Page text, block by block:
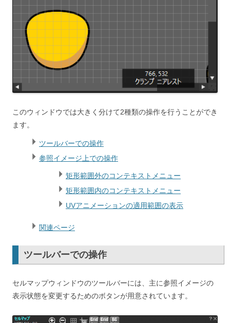
このウィンドウでは大きく分けて2種類の操作を行うことができ
ます。
ツールバーでの操作
参照イメージ上での操作
矩形範囲外のコンテキストメニュー
矩形範囲内のコンテキストメニュー
UVアニメーションの適用範囲の表示
関連ページ
ツールバーでの操作
セルマップウィンドウのツールバーには、主に参照イメージの
表示状態を変更するためのボタンが用意されています。